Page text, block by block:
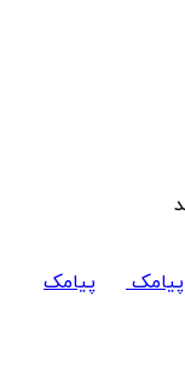
پیامک
پیامک